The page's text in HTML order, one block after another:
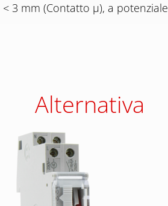
3 mm (Contatto µ), a
Alternativa